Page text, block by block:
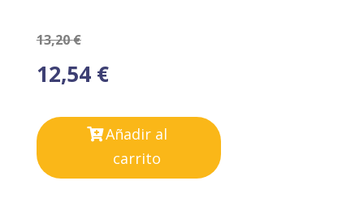
13,20€
12,54 €
Añadir al
carrito